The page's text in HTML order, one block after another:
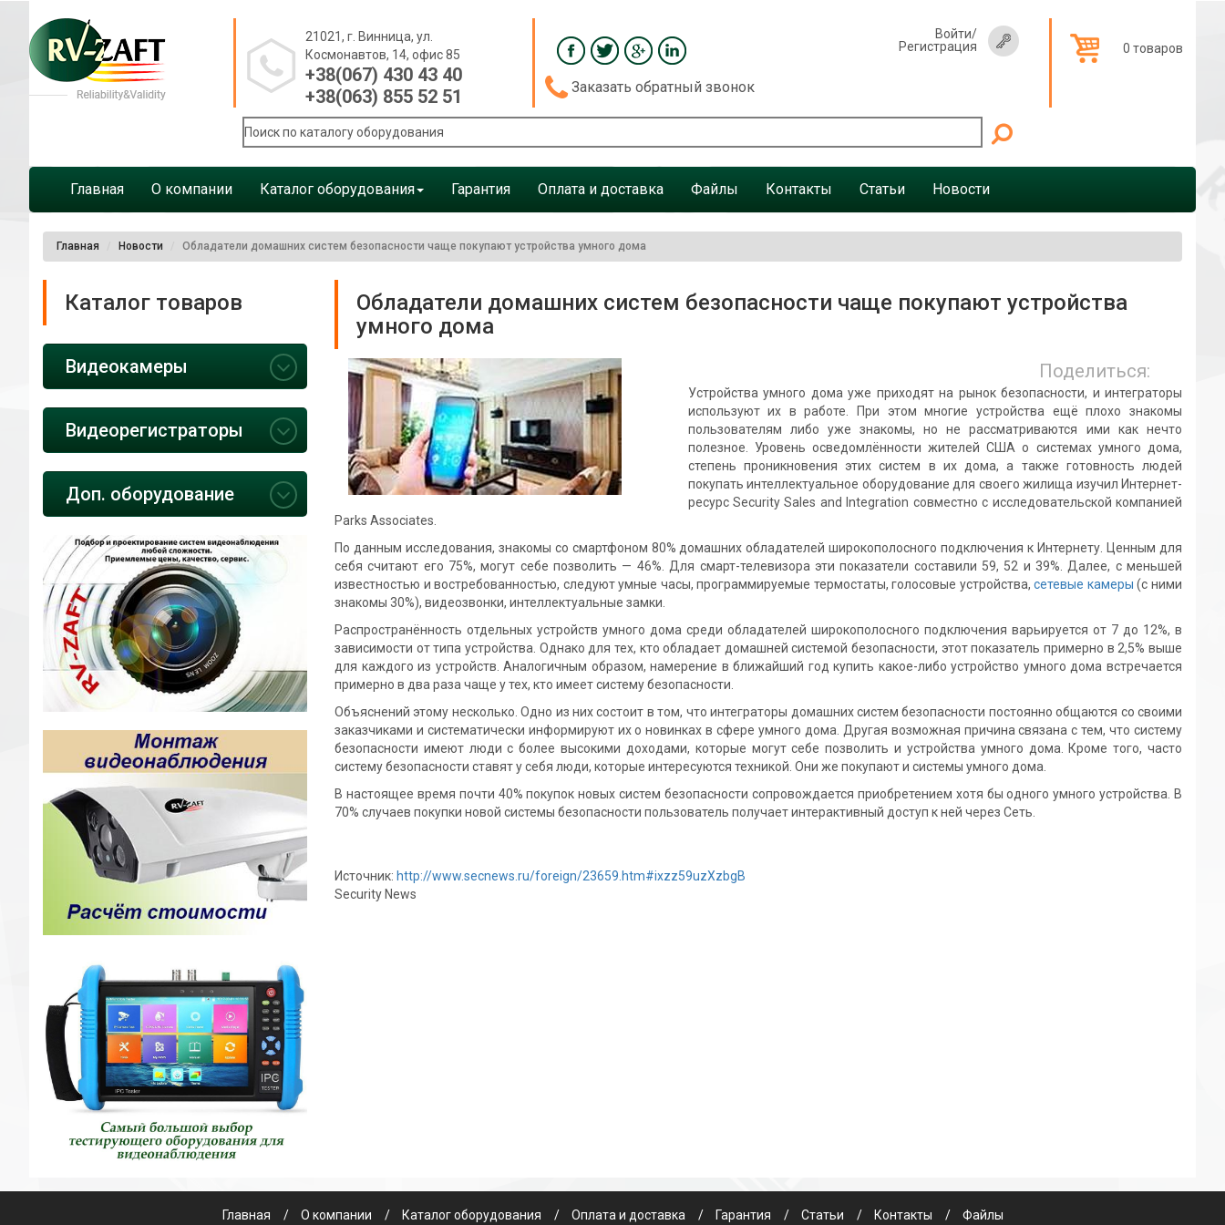
21021, г. Винница, ул.
Космонавтов, 14, офис 85
+38(067) 430 43 40
+38(063) 855 52 51
Заказать обратный звонок
Войти/
Регистрация
0 товаров
Главная О компании Каталог оборудования Гарантия Оплата и доставка Файлы Контакты Статьи Новости
Главная Новости Обладатели домашних систем безопасности чаще покупают устройства умного дома
Каталог товаров
Видеокамеры
Видеорегистраторы
Доп. оборудование
Обладатели домашних систем безопасности чаще покупают устройства
умного дома
Поделиться:
Устройства умного дома уже приходят на рынок безопасности, и интеграторы
используют их в работе. При этом многие устройства ещё плохо знакомы
пользователям либо уже знакомы, но не рассматриваются ими как нечто
полезное. Уровень осведомлённости жителей США о системах умного дома,
степень проникновения этих систем в их дома, а также готовность людей
покупать интеллектуальное оборудование для своего жилища изучил Интернет-
ресурс Security Sales and Integration совместно с исследовательской компанией
Parks Associates.
По данным исследования, знакомы со смартфоном 80% домашних обладателей широкополосного подключения к Интернету. Ценным для
себя считают его 75%, могут себе позволить — 46%. Для смарт-телевизора эти показатели составили 59, 52 и 39%. Далее, с меньшей
известностью и востребованностью, следуют умные часы, программируемые термостаты, голосовые устройства,сетевые камеры (с ними
знакомы 30%), видеозвонки, интеллектуальные замки.
Распространённость отдельных устройств умного дома среди обладателей широкополосного подключения варьируется от 7 до 12%, в
зависимости от типа устройства. Однако для тех, кто обладает домашней системой безопасности, этот показатель примерно в 2,5% выше
для каждого из устройств. Аналогичным образом, намерение в ближайший год купить какое-либо устройство умного дома встречается
примерно в два раза чаще у тех, кто имеет систему безопасности.
Объяснений этому несколько. Одно из них состоит в том, что интеграторы домашних систем безопасности постоянно общаются со своими
заказчиками и систематически информируют их о новинках в сфере умного дома. Другая возможная причина связана с тем, что систему
безопасности имеют люди с более высокими доходами, которые могут себе позволить и устройства умного дома. Кроме того, часто
систему безопасности ставят у себя люди, которые интересуются техникой. Они же покупают и системы умного дома.
В настоящее время почти 40% покупок новых систем безопасности сопровождается приобретением хотя бы одного умного устройства. В
70% случаев покупки новой системы безопасности пользователь получает интерактивный доступ к ней через Сеть.
Источник: http://www.secnews.ru/foreign/23659.htm#ixzz59uzXzbgB
Security News
Главная О компании Каталог оборудования Оплата и доставка Гарантия Статьи Контакты Файлы